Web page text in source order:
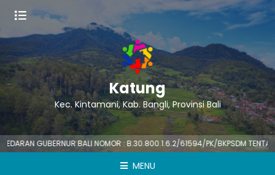
Katung
Kec. Kintamani, Kab. Bangli, Provinsi Bali
GUBERNUR BALI NOMOR : B.30.800.1.6.2/61594/PK/BKPSDM TENTANG
MENU